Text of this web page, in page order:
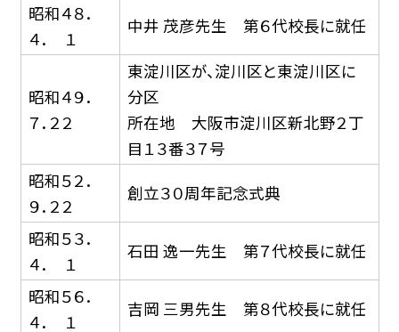
昭和４８．
４． １
中井 茂彦先生 第６代校長に就任
昭和４９．
７．２２
東淀川区が、淀川区と東淀川区に
分区
所在地 大阪市淀川区新北野２丁
目１３番３７号
昭和５２．
９．２２
創立３０周年記念式典
昭和５３．
４． １
石田 逸一先生 第７代校長に就任
昭和５６．
４． １
吉岡 三男先生 第８代校長に就任